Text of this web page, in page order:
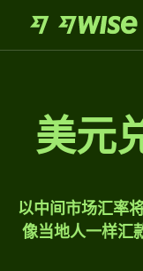
美元
以中间市场汇率
像当地人一样汇